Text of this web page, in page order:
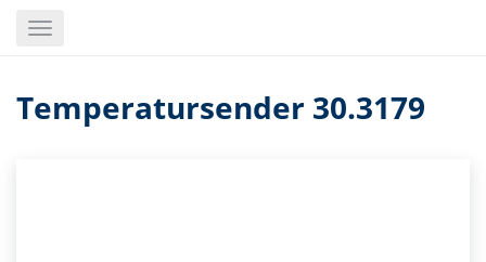
Toggle
Temperatursender 30.3179